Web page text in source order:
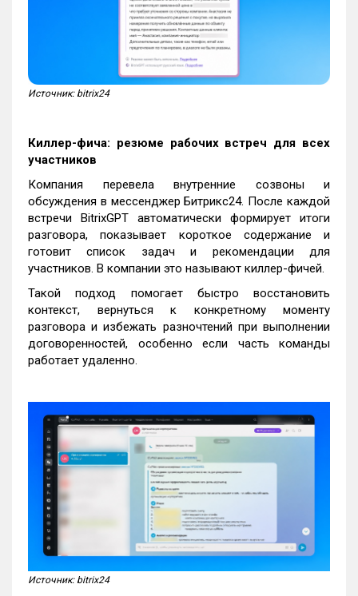
Источник: bitrix24
Киллер-фича: резюме рабочих встреч для всех
участников
Компания перевела внутренние созвоны и
обсуждения в мессенджер Битрикс24. После каждой
встречи BitrixGPT автоматически формирует итоги
разговора, показывает короткое содержание и
готовит список задач и рекомендации для
участников. В компании это называют киллер-фичей.
Такой подход помогает быстро восстановить
контекст, вернуться к конкретному моменту
разговора и избежать разночтений при выполнении
договоренностей, особенно если часть команды
работает удаленно.
Источник: bitrix24